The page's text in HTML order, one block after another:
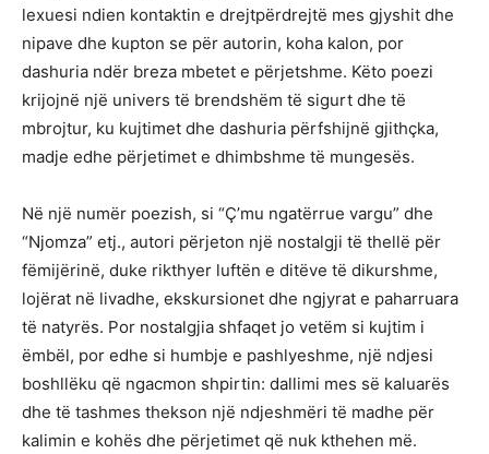
lexuesi ndien kontaktin e drejtpërdrejtë mes gjyshit dhe
nipave dhe kupton se për autorin, koha kalon, por
dashuria ndër breza mbetet e përjetshme. Këto poezi
krijojnë një univers të brendshëm të sigurt dhe të
mbrojtur, ku kujtimet dhe dashuria përfshijnë gjithçka,
madje edhe përjetimet e dhimbshme të mungesës.
Në një numër poezish, si “Ç’mu ngatërrue vargu” dhe
“Njomza” etj., autori përjeton një nostalgji të thellë për
fëmijërinë, duke rikthyer luftën e ditëve të dikurshme,
lojërat në livadhe, ekskursionet dhe ngjyrat e paharruara
të natyrës. Por nostalgjia shfaqet jo vetëm si kujtim i
ëmbël, por edhe si humbje e pashlyeshme, një ndjesi
boshllëku që ngacmon shpirtin: dallimi mes së kaluarës
dhe të tashmes thekson një ndjeshmëri të madhe për
kalimin e kohës dhe përjetimet që nuk kthehen më.